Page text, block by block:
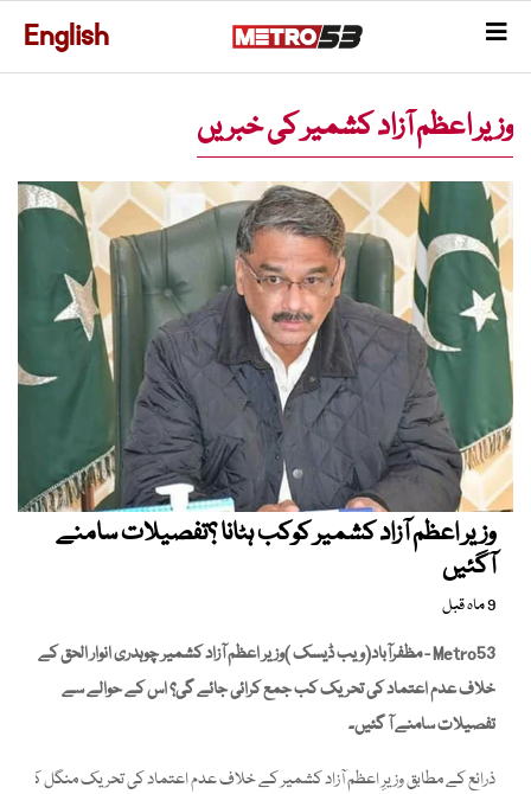
English
وزیر اعظم آزاد کشمیر کی خبریں
وزیر اعظم آزاد کشمیر کوکب ہٹانا ؟تفصیلات سامنے
آگئیں
9 ماہ قبل
Metro53 - مظفرآباد(ویب ڈیسک )وزیر اعظم آزاد کشمیر چوہدری انوار الحق کے
خلاف عدم اعتماد کی تحریک کب جمع کرائی جائے گی؟ اس کے حوالے سے
تفصیلات سامنے آ گئیں۔
ذرائع کے مطابق وزیرِ اعظم آزاد کشمیر کے خلاف عدم اعتماد کی تحریک منگل کو